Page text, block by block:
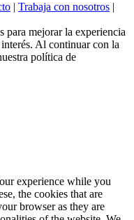
| Trabaja con nosotros |
para mejorar la experiencia
Al continuar con la
política de
experience while you
the cookies that are
browser as they are